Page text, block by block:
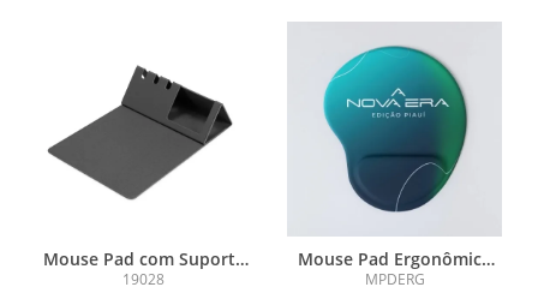
Mouse Pad com Suporte
de Celular
19028
Mouse Pad Ergonômico
Personalizado
MPDERG